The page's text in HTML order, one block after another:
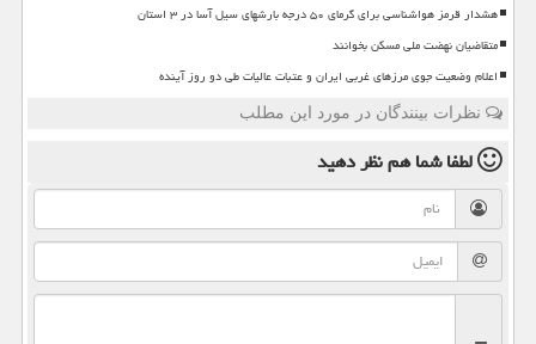
هشدار قرمز هواشناسی برای گرمای ۵۰ درجه بارشهای سیل آسا در ۳ استان
متقاضیان نهضت ملی مسکن بخوانند
اعلام وضعیت جوی مرزهای غربی ایران و عتبات عالیات طی دو روز آینده
نظرات بینندگان در مورد این مطلب
لطفا شما همنظر دهید